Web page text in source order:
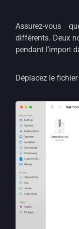
Assurez-vous
différents. Deux
pendant l’import
Déplacez le